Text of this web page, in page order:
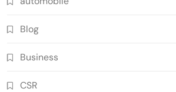
Blog
Business
CSR